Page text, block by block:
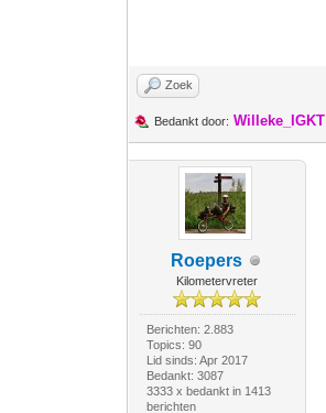
Zoek
Bedankt door: Willeke_IGKT
Roepers
Kilometervreter
Berichten: 2.883
Topics: 90
Lid sinds: Apr 2017
Bedankt: 3087
3333 x bedankt in 1413
berichten